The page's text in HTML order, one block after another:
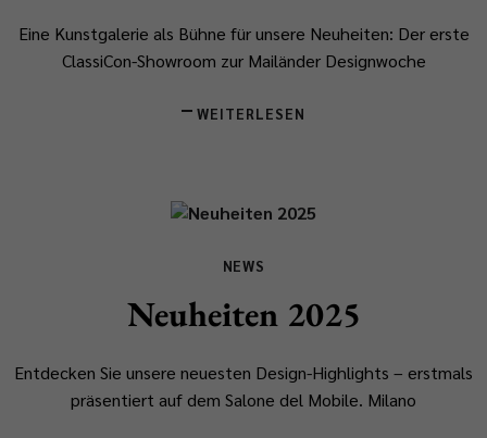
Eine Kunstgalerie als Bühne für unsere Neuheiten: Der erste
ClassiCon-Showroom zur Mailänder Designwoche
WEITERLESEN
NEWS
Neuheiten 2025
Entdecken Sie unsere neuesten Design-Highlights – erstmals
präsentiert auf dem Salone del Mobile. ​Milano